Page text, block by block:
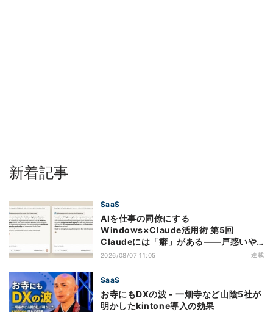
新着記事
SaaS
AIを仕事の同僚にする
Windows×Claude活用術 第5回
Claudeには「癖」がある――戸惑いや
すい7つの仕様
2026/08/07 11:05 連載
SaaS
お寺にもDXの波 - 一畑寺など山陰5社が
明かしたkintone導入の効果